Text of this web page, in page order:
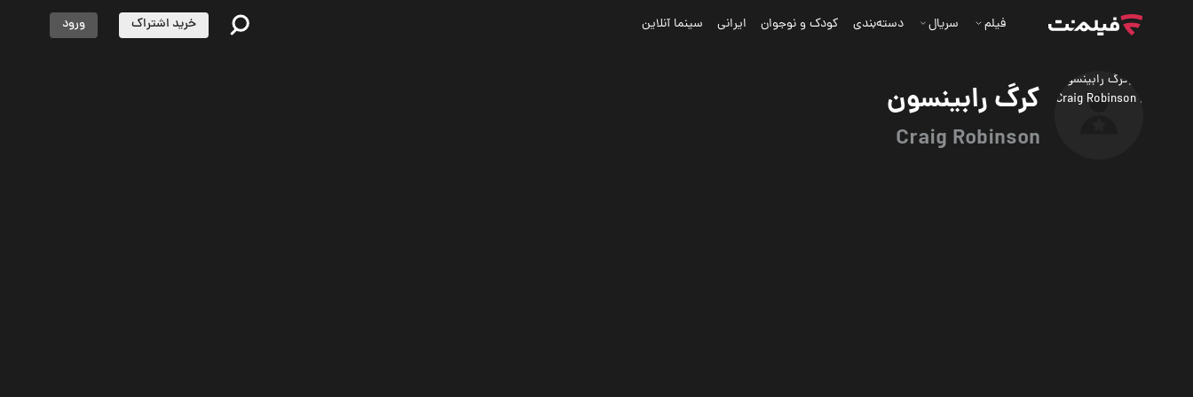
کرگ رابینسون
Craig Robinson
فیلم سریال دسته‌بندی کودک و نوجوان ایرانی سینما آنلاین خرید اشتراک ورود